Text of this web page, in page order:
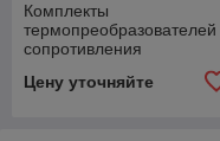
Комплекты
термопреобразователей
сопротивления
модификации ТСПТК
Цену уточняйте